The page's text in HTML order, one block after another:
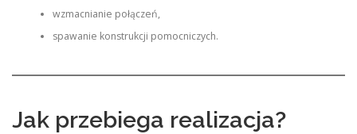
wzmacnianie połączeń,
spawanie konstrukcji pomocniczych.
Jak przebiega realizacja?